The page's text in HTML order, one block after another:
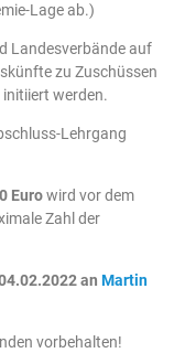
Lage ab.)
Landesverbände auf
zu Zuschüssen
werden.
Lehrgang
Eurowird vor dem
Zahl der
an Martin
vorbehalten!